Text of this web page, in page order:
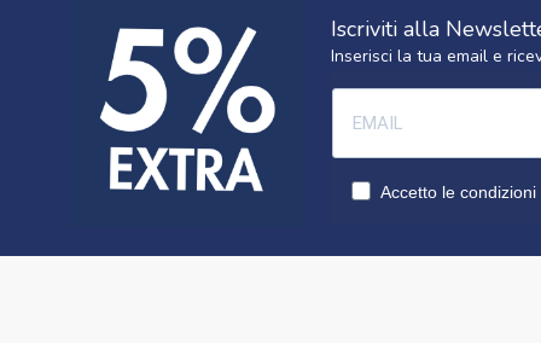
Iscriviti alla
Inserisci la tua email e
Accetto le